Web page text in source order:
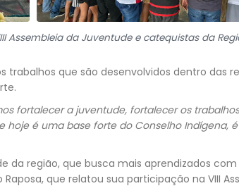
Assembleia da Juventude e catequistas da
trabalhos que são desenvolvidos dentro
fortalecer a juventude, fortalecer os
é uma base forte do Conselho
região, que busca mais aprendizados
que relatou sua participação na VIII